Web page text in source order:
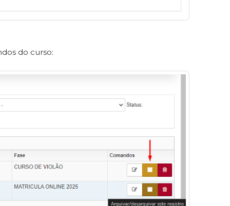
do curso: